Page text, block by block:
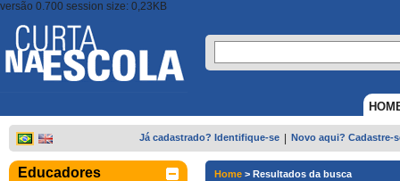
versão 0.700 session size: 0,23KB
Já cadastrado? Identifique-se Novo aqui? Cadastre-
Educadores Home > Resultados da busca